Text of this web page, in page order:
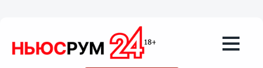
13.11.201717:25